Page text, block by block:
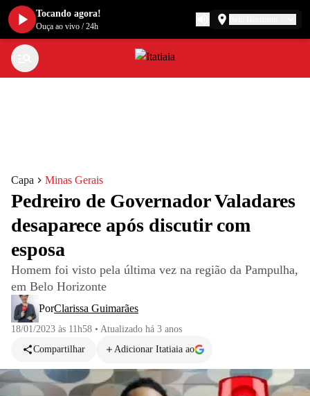
Capa Minas Gerais
Pedreiro de Governador Valadares
desaparece após discutir com
esposa
Homem foi visto pela última vez na região da Pampulha,
em Belo Horizonte
PorClarissa Guimarães
18/01/2023 às 11h58 • Atualizado há 3 anos
Compartilhar
Adicionar Itatiaia ao
Tocando agora!
Ouça ao vivo /24h